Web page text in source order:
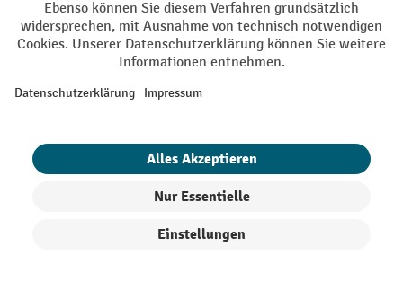
Barrierefreiheit Privacy Settings
Alle Preise exkl. gesetzl. Mehrwertsteuer zzgl.Versandkosten und ggf.
Nachnahmegebühren, wenn nicht anders angegeben.
¹ Der Rabatt gilt so lange der Vorrat reicht. Der Rabatt gilt nicht auf
Erstregistrierung für den Newsletter gewährt. Der Gutschein ist 10
Tage gültig und kann ab einem Netto-Bestellwert von 250,- € online
eingelöst werden. Die Höhe des Rabatts variiert je nach
Arbeitsschutz | 5% auf Werkstatt, Betrieb, Transport, Stapeln und